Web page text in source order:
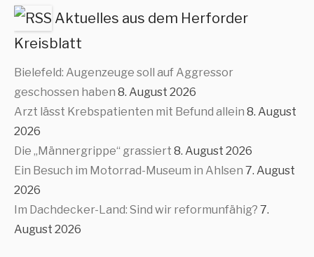
Aktuelles aus dem Herforder
Kreisblatt
Bielefeld: Augenzeuge soll auf Aggressor
geschossen haben 8. August 2026
Arzt lässt Krebspatienten mit Befund allein 8. August
2026
Die „Männergrippe“ grassiert 8. August 2026
Ein Besuch im Motorrad-Museum in Ahlsen 7. August
2026
Im Dachdecker-Land: Sind wir reformunfähig? 7.
August 2026